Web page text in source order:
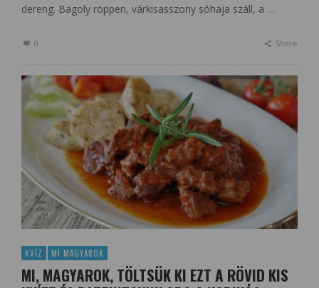
dereng. Bagoly röppen, várkisasszony sóhaja száll, a …
0 Share
KVÍZ MI MAGYAROK
MI, MAGYAROK, TÖLTSÜK KI EZT A RÖVID KIS